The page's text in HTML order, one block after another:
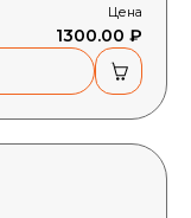
Цена
1300.00 ₽